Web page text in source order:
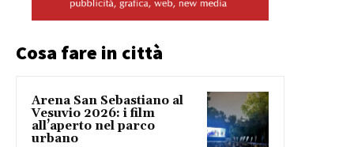
Cosa fare in città
Arena San Sebastiano al
Vesuvio 2026: i film
all’aperto nel parco
urbano